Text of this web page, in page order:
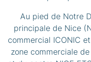
Au pied de Notre
principale de Nice
commercial ICONIC
zone commerciale